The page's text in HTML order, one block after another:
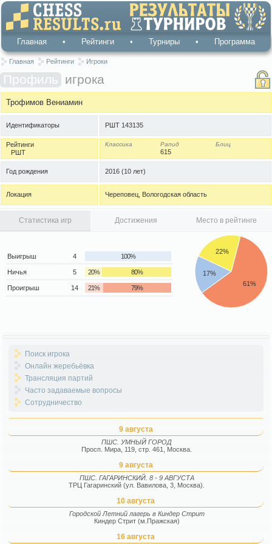
Главная • Рейтинги • Турниры • Программа
Главная Рейтинги Игроки
Профиль игрока
Трофимов Вениамин
Идентификаторы РШТ 143135
Рейтинги
РШТ
Классика Рапид Блиц
615
Год рождения 2016 (10 лет)
Локация Череповец, Вологодская область
Статистика игр Достижения Место в рейтинге
Выигрыш 4 100%
Ничья 5 20% 80%
Проигрыш 14 21% 79%
17%
22%
61%
Поиск игрока
Онлайн жеребьёвка
Трансляция партий
Часто задаваемые вопросы
Сотрудничество
9 августа
ПШС. УМНЫЙ ГОРОД
Просп. Мира, 119, стр. 461, Москва.
9 августа
ПШС. ГАГАРИНСКИЙ. 8 - 9 АВГУСТА
ТРЦ Гагаринский (ул. Вавилова, 3, Москва).
10 августа
Городской Летний лагерь в Киндер Стрит
Киндер Стрит (м.Пражская)
16 августа